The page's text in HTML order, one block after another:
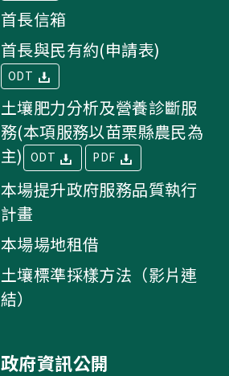
首長信箱
首長與民有約(申請表)
ODT
土壤肥力分析及營養診斷服
務(本項服務以苗栗縣農民為
主) ODT PDF
本場提升政府服務品質執行
計畫
本場場地租借
土壤標準採樣方法（影片連
結）
政府資訊公開